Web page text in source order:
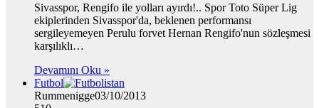
Sivasspor, Rengifo ile yolları ayırdı!.. Spor Toto Süper Lig
ekiplerinden Sivasspor'da, beklenen performansı
sergileyemeyen Perulu forvet Hernan Rengifo'nun sözleşmesi
karşılıklı…
Devamını Oku »
Futbol
Rummenigge03/10/2013